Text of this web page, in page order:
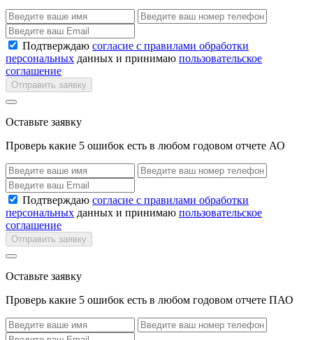
Подтверждаю согласие с правилами обработки
персональных данных и принимаю пользовательское
соглашение
Отправить заявку
Оставьте заявку
Проверь какие 5 ошибок есть в любом годовом отчете АО
Подтверждаю согласие с правилами обработки
персональных данных и принимаю пользовательское
соглашение
Отправить заявку
Оставьте заявку
Проверь какие 5 ошибок есть в любом годовом отчете ПАО